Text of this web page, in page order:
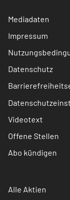
Mediadaten
Impressum
Datenschutz
Videotext
Offene Stellen
Abo kündigen
Alle Aktien